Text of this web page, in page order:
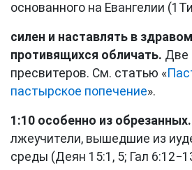
основанного на Евангелии (
силен и наставлять в
противящихся обличать. Две
пресвитеров. См. статью «
пастырское попечение».
1:10 особенно из обрезанных.
лжеучители, вышедшие из
среды (Деян 15:1, 5; Гал